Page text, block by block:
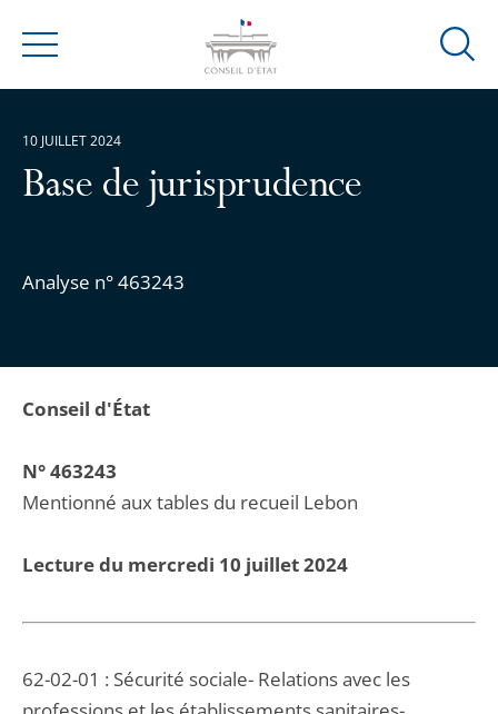
Menu
Ouvrir
Base de jurisprudence
Analyse n° 463243
10 JUILLET 2024
Conseil d'État
N° 463243
Mentionné aux tables du recueil Lebon
Lecture du mercredi 10 juillet 2024
62-02-01 : Sécurité sociale- Relations avec les